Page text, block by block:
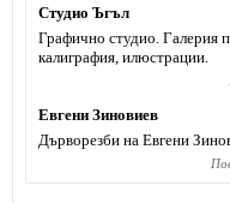
Студио Ъгъл
Графично студио. Галерия
калиграфия, илюстрации.
Евгени Зиновиев
Дърворезби на Евгени